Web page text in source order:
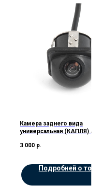
Камера заднего вида
универсальная (КАПЛЯ)
3 000 р.
Подробней о